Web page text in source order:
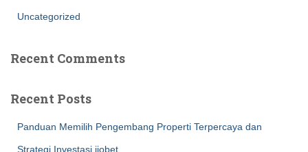
Uncategorized
Recent Comments
Recent Posts
Panduan Memilih Pengembang Properti Terpercaya dan
Strategi Investasi ijobet